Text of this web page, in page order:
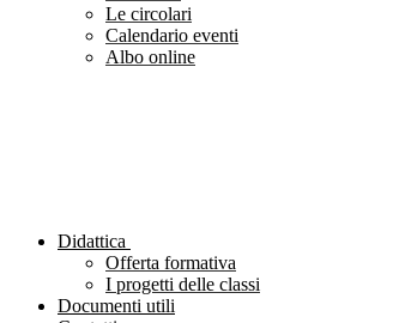
Le circolari
Calendario eventi
Albo online
Didattica
Offerta formativa
I progetti delle classi
Documenti utili